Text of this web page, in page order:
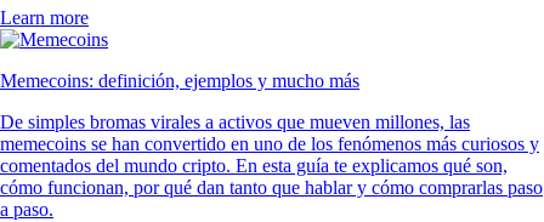
Learn more
Memecoins: definición, ejemplos y mucho más
De simples bromas virales a activos que mueven millones, las
memecoins se han convertido en uno de los fenómenos más curiosos y
comentados del mundo cripto. En esta guía te explicamos qué son,
cómo funcionan, por qué dan tanto que hablar y cómo comprarlas paso
a paso.